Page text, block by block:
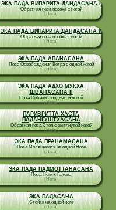
ЭКА ПАДА ВИПАРИТА ДАНДАСАНА I
Обратная поза посоха с ногой
(Нога)
ЭКА ПАДА ВИПАРИТА ДАНДАСАНА II
Обратная поза посоха с ногой
(Нога)
ЭКА ПАДА АПАНАСАНА
Поза Освобождения Ветра с одной ногой
(Нога)
ЭКА ПАДА АДХО МУКХА
ШВАНАСАНА II
Поза Собаки с поднятой ногой
(Нога)
ПАРИВРИТТА ХАСТА
ПАДАНГУШТХАСАНА
Обратная поза Стоя с вытянутой ногой
(Нога)
ЭКА ПАДА ПРАНАМАСАНА
Поза Молящегося на одной Ноге
(Нога)
ЭКА ПАДА ПАДМОТТАНАСАНА
Поза Ноги к Голове
(Нога)
ЭКА ПАДАСАНА
Стойка на одной ноге
(Нога)